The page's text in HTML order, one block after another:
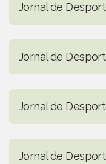
Jornal de
Jornal de
Jornal de
Jornal de